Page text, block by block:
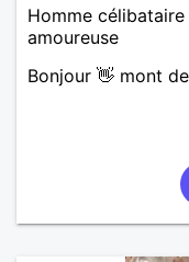
Homme
amoureuse
Bonjour 👋 mont